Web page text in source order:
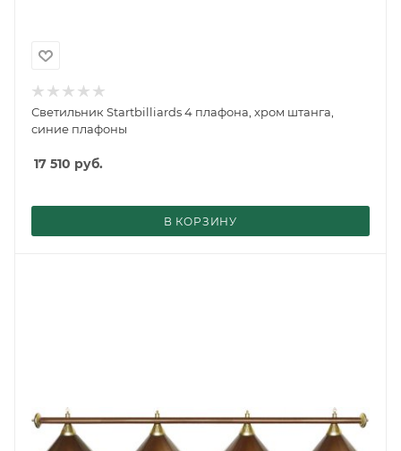
Светильник Startbilliards 4 плафона, хром штанга,
синие плафоны
17 510 руб.
В КОРЗИНУ